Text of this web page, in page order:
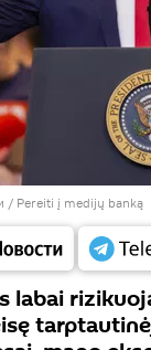
/ Pereiti į medijų banką
labai